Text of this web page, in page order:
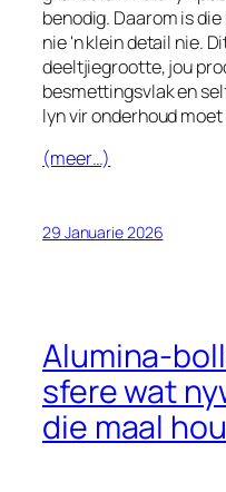
benodig. Daarom is
nie 'n klein detail nie.
deeltjiegrootte, jou
besmettingsvlak en
lyn vir onderhoud
(meer…)
29 Januarie 2026
Alumina-
sfere wat
die maal hou